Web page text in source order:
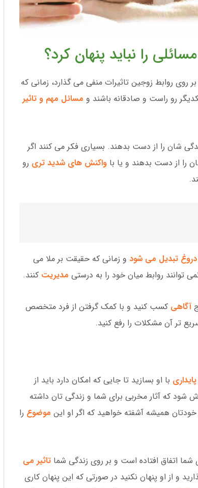
را نباید پنهان کرد؟
روی روابط زوجین تاثیرات منفی می گذارد، زمانی که
رو راست و صادقانه باشند و مسائل مهم و تاثیر
شان را از دست بدهند. بسیاری فکر می کنند اگر
را از دست بدهند و یا با واکنش های شدید تری رو
دروغ تبدیل می شود و زمانی که حقیقت بر ملا می
روابط میان خود را به درستی مدیریت کنند.
آگاهی کسب کنید و با کمک گرفتن از فرد متخصص
تر آن مشکلات را رفع کنید.
با او بسازید تا جایی که امکان دارد باید از
شود که آثار مخربی برای شما و زندگی تان داشته
همیشه آشفته خواهید که اگر او این موضوع را
اتفاق افتاده است و بر روی زندگی شما تاثیر می
و از او پنهان نکنید در صورتی که این پنهان کاری